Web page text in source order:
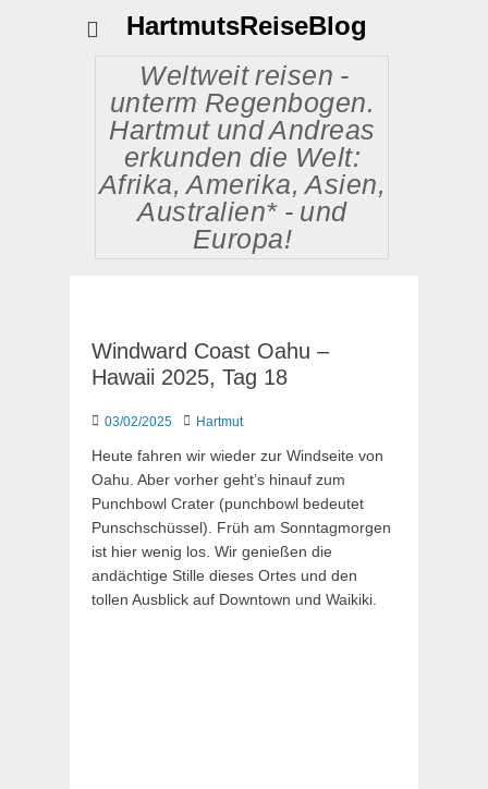
HartmutsReiseBlog
Weltweit reisen -
unterm Regenbogen.
Hartmut und Andreas
erkunden die Welt:
Afrika, Amerika, Asien,
Australien* - und
Europa!
Windward Coast Oahu –
Hawaii 2025, Tag 18
Posted
03/02/2025 AutorHartmut
Heute fahren wir wieder zur Windseite von
Oahu. Aber vorher geht’s hinauf zum
Punchbowl Crater (punchbowl bedeutet
Punschschüssel). Früh am Sonntagmorgen
ist hier wenig los. Wir genießen die
andächtige Stille dieses Ortes und den
tollen Ausblick auf Downtown und Waikiki.